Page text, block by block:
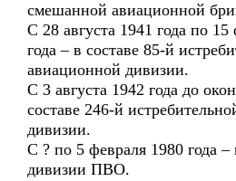
смешанной авиационной
С 28 августа 1941 года по 15
года – в составе 85-й
авиационной дивизии.
С 3 августа 1942 года до
составе 246-й
дивизии.
С ? по 5 февраля 1980 года –
дивизии ПВО.